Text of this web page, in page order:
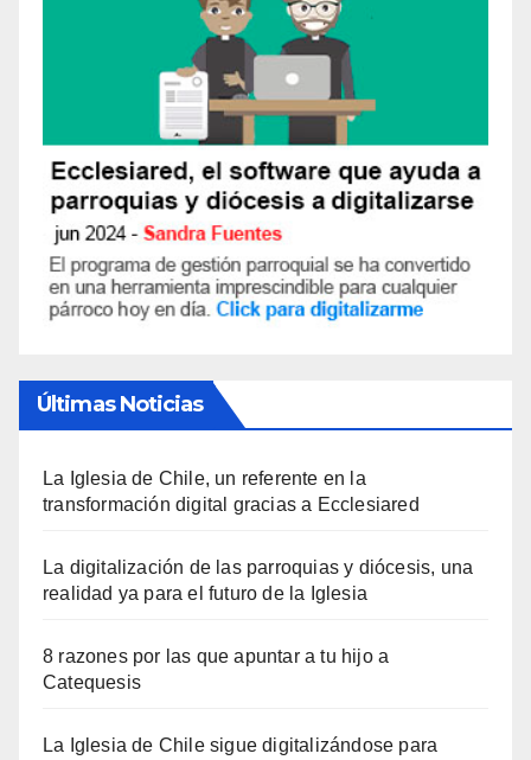
Últimas Noticias
La Iglesia de Chile, un referente en la
transformación digital gracias a Ecclesiared
La digitalización de las parroquias y diócesis, una
realidad ya para el futuro de la Iglesia
8 razones por las que apuntar a tu hijo a
Catequesis
La Iglesia de Chile sigue digitalizándose para